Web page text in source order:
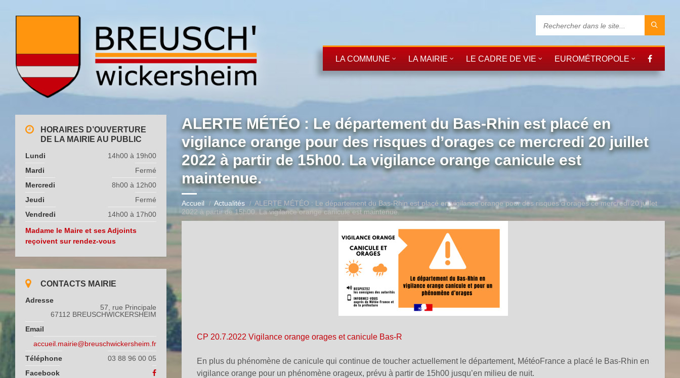
LA COMMUNE LA MAIRIE LE CADRE DE VIE EUROMÉTROPOLE
ALERTE MÉTÉO : Le département du Bas-Rhin est placé en
vigilance orange pour des risques d’orages ce mercredi 20 juillet
2022 à partir de 15h00. La vigilance orange canicule est
maintenue.
Accueil Actualités
ALERTE MÉTÉO : Le département du Bas-Rhin est placé en vigilance orange pour des risques d’orages ce mercredi 20 juillet
2022 à partir de 15h00. La vigilance orange canicule est maintenue.
CP 20.7.2022 Vigilance orange orages et canicule Bas-R
En plus du phénomène de canicule qui continue de toucher actuellement le département, MétéoFrance a placé le Bas-Rhin en
vigilance orange pour un phénomène orageux, prévu à partir de 15h00 jusqu’en milieu de nuit.
HORAIRES D’OUVERTURE
DE LA MAIRIE AU PUBLIC
Lundi
14h00 à 19h00
Mardi
Fermé
Mercredi
8h00 à 12h00
Jeudi
Fermé
Vendredi
14h00 à 17h00
Madame le Maire et ses Adjoints
reçoivent sur rendez-vous
CONTACTS MAIRIE
Adresse
57, rue Principale
67112 BREUSCHWICKERSHEIM
Email
accueil.mairie@breuschwickersheim.fr
Téléphone
03 88 96 00 05
Facebook